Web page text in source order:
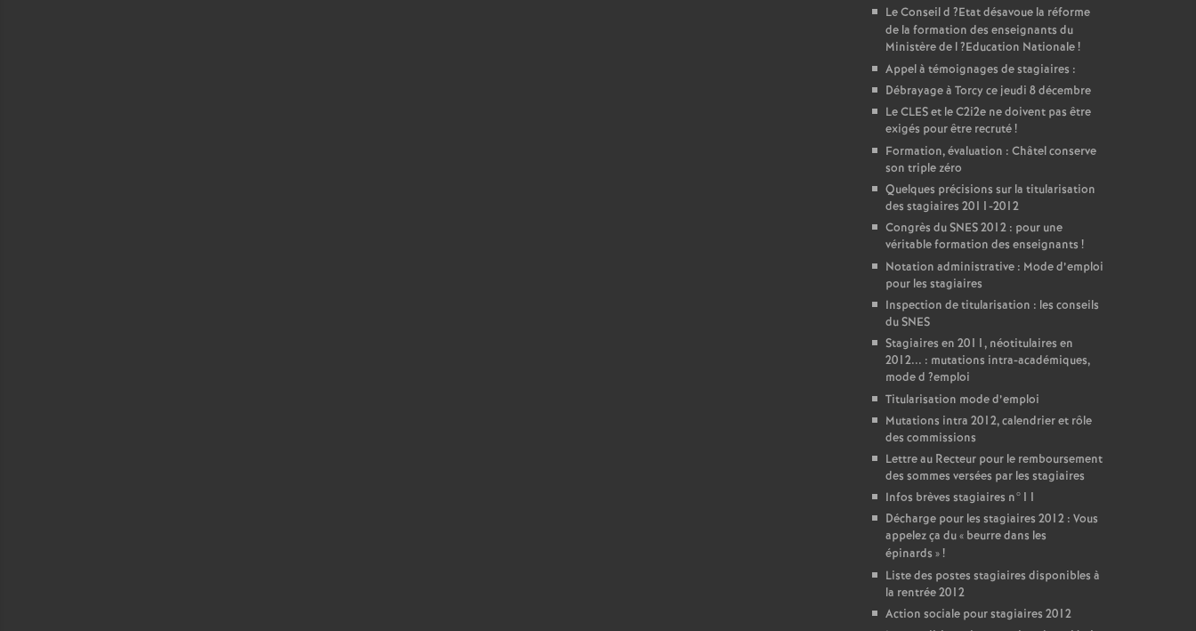
Le Conseil d ?Etat désavoue la réforme
de la formation des enseignants du
Ministère de l?Education Nationale!
Appel à témoignages de stagiaires :
Débrayage à Torcy ce jeudi 8 décembre
LeCLESet le C2i2e ne doivent pas être
exigés pour être recruté!
Formation, évaluation : Châtel conserve
son triple zéro
Quelques précisions sur la titularisation
des stagiaires 2011-2012
Congrès duSNES2012 : pour une
véritable formation des enseignants !
Notation administrative : Mode d’emploi
pour les stagiaires
Inspection de titularisation : les conseils
duSNES
Stagiaires en 2011, néotitulaires en
2012... : mutations intra-académiques,
mode d ?emploi
Titularisation mode d’emploi
Mutations intra 2012, calendrier et rôle
des commissions
Lettre au Recteur pour le remboursement
des sommes versées par les stagiaires
Infos brèves stagiaires n°11
Décharge pour les stagiaires 2012 : Vous
appelez ça du « beurre dans les
épinards »!
Liste des postes stagiaires disponibles à
la rentrée 2012
Action sociale pour stagiaires 2012